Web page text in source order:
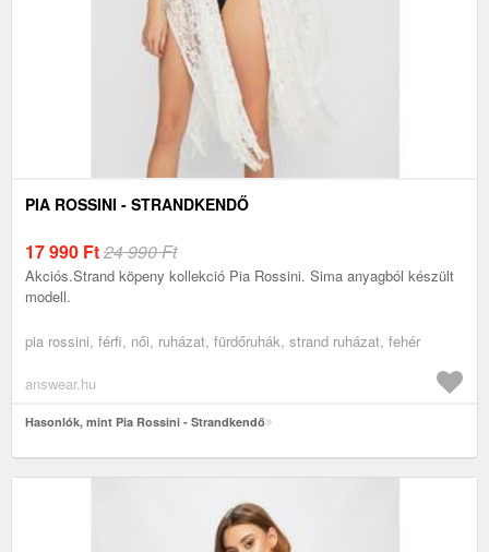
PIA ROSSINI - STRANDKENDŐ
17 990 Ft24 990 Ft
Akciós.Strand köpeny kollekció Pia Rossini. Sima anyagból készült
modell.
pia rossini, férfi, női, ruházat, fürdőruhák, strand ruházat, fehér
answear.hu
Hasonlók, mint Pia Rossini - Strandkendő